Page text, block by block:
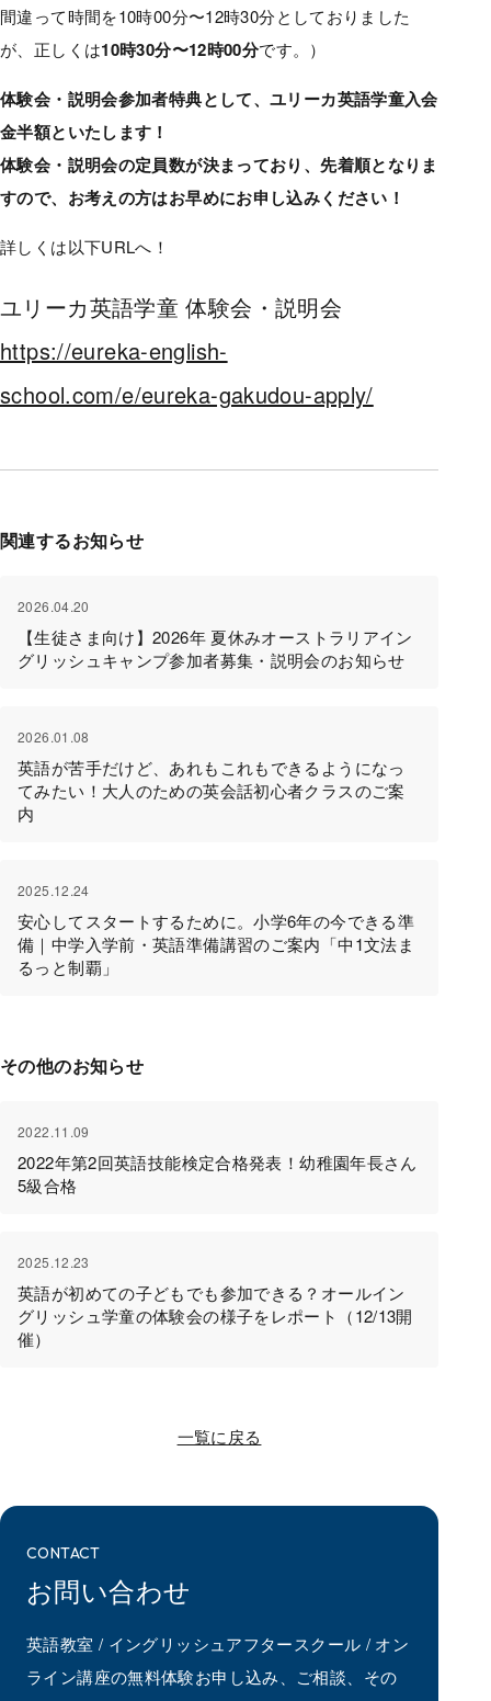
間違って時間を10時00分〜12時30分としておりました
が、正しくは10時30分〜12時00分です。）
体験会・説明会参加者特典として、ユリーカ英語学童入会
金半額といたします！
体験会・説明会の定員数が決まっており、先着順となりま
すので、お考えの方はお早めにお申し込みください！
詳しくは以下URLへ！
ユリーカ英語学童 体験会・説明会
https://eureka-english-
school.com/e/eureka-gakudou-apply/
関連するお知らせ
2026.04.20
【生徒さま向け】2026年 夏休みオーストラリアイン
グリッシュキャンプ参加者募集・説明会のお知らせ
2026.01.08
英語が苦手だけど、あれもこれもできるようになっ
てみたい！大人のための英会話初心者クラスのご案
内
2025.12.24
安心してスタートするために。小学6年の今できる準
備｜中学入学前・英語準備講習のご案内「中1文法ま
るっと制覇」
その他のお知らせ
2022.11.09
2022年第2回英語技能検定合格発表！幼稚園年長さん
5級合格
2025.12.23
英語が初めての子どもでも参加できる？オールイン
グリッシュ学童の体験会の様子をレポート（12/13開
催）
一覧に戻る
CONTACT
お問い合わせ
英語教室 / イングリッシュアフタースクール / オン
ライン講座の無料体験お申し込み、ご相談、その